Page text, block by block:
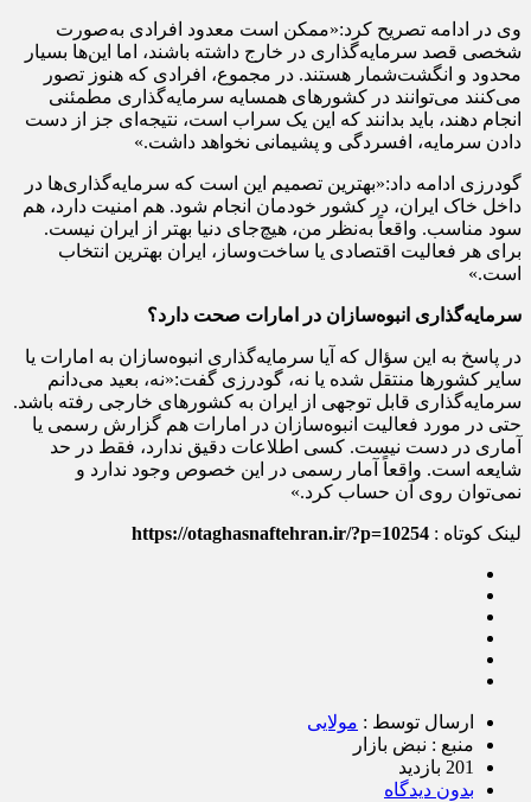
وی در ادامه تصریح کرد:«ممکن است معدود افرادی به‌صورت
شخصی قصد سرمایه‌گذاری در خارج داشته باشند، اما این‌ها بسیار
محدود و انگشت‌شمار هستند. در مجموع، افرادی که هنوز تصور
می‌کنند می‌توانند در کشورهای همسایه سرمایه‌گذاری مطمئنی
انجام دهند، باید بدانند که این یک سراب است، نتیجه‌ای جز از دست
دادن سرمایه، افسردگی و پشیمانی نخواهد داشت.»
گودرزی ادامه داد:«بهترین تصمیم این است که سرمایه‌گذاری‌ها در
داخل خاک ایران، در کشور خودمان انجام شود. هم امنیت دارد، هم
سود مناسب. واقعاً به‌نظر من، هیچ‌جای دنیا بهتر از ایران نیست.
برای هر فعالیت اقتصادی یا ساخت‌وساز، ایران بهترین انتخاب
است.»
سرمایه‌گذاری انبوه‌سازان در امارات صحت دارد؟
در پاسخ به این سؤال که آیا سرمایه‌گذاری انبوه‌سازان به امارات یا
سایر کشورها منتقل شده یا نه، گودرزی گفت:«نه، بعید می‌دانم
سرمایه‌گذاری قابل توجهی از ایران به کشورهای خارجی رفته باشد.
حتی در مورد فعالیت انبوه‌سازان در امارات هم گزارش رسمی یا
آماری در دست نیست. کسی اطلاعات دقیق ندارد، فقط در حد
شایعه است. واقعاً آمار رسمی در این خصوص وجود ندارد و
نمی‌توان روی آن حساب کرد.»
لینک کوتاه : https://otaghasnaftehran.ir/?p=10254
ارسال توسط : مولایی
منبع : نبض بازار
201 بازدید
بدون دیدگاه